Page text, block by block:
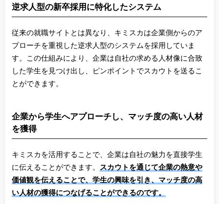
逆求人型の新卒採用に特化したシステム
従来の就職サイトとは異なり、キミスカは企業側からのア
プローチを重視した逆求人型のシステムを採用していま
す。この仕組みにより、企業は自社の求める人材像に合致
した学生を見つけ出し、ピンポイントでスカウトを送るこ
とができます。
企業から学生へアプローチし、マッチ度の高い人材
を獲得
キミスカを活用することで、企業は自社の魅力を直接学生
に伝えることができます。 スカウトを通じて企業の熱意や
価値観を伝えることで、学生の興味を引き、マッチ度の高
い人材の獲得につなげることができるのです。